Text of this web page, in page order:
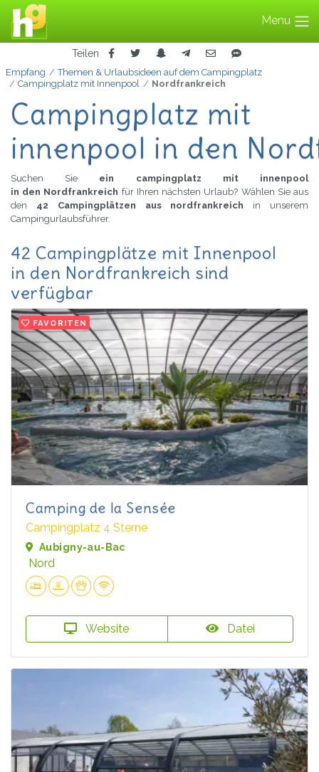
Menu
Teilen
Empfang
Themen & Urlaubsideen auf dem Campingplatz
Campingplatz mit Innenpool
Nordfrankreich
Campingplatz mit
innenpool in den
Suchen Sie ein campingplatz mit innenpool
in den Nordfrankreich für Ihren nächsten Urlaub? Wählen Sie aus
den 42 Campingplätzen aus nordfrankreich in unserem
Campingurlaubsführer.
42 Campingplätze mit Innenpool
in den Nordfrankreich sind
verfügbar
FAVORITEN
Camping de la Sensée
Campingplatz 4 Sterne
Aubigny-au-Bac
Nord
Website Datei